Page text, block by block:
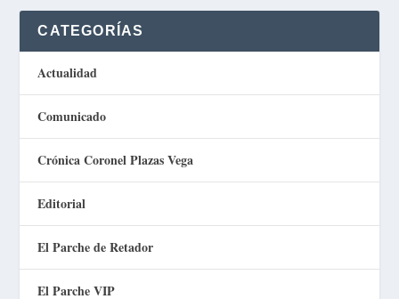
CATEGORÍAS
Actualidad
Comunicado
Crónica Coronel Plazas Vega
Editorial
El Parche de Retador
El Parche VIP